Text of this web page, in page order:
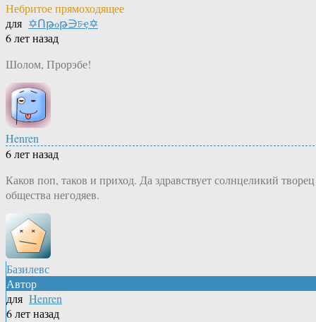
Небритое прямоходящее
для ✡Ոթℴթ∋চҿ✡
6 лет назад
Шолом, Прорэбе!
Henren
6 лет назад
Каков поп, таков и приход. Да здравствует солнцеликий творец
общества негодяев.
Базилевс
Автор
для Henren
6 лет назад